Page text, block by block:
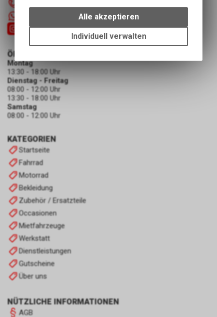
KATEGORIEN
Startseite
Fahrrad
Motorrad
Bekleidung
Zubehör / Ersatzteile
Occasionen
Mietfahrzeuge
Werkstatt
Dienstleistungen
Gutscheine
Über uns
NÜTZLICHE INFORMATIONEN
AGB
ÖFFNUNGSZEITEN
Montag
13:30 - 18:00 Uhr
Dienstag - Freitag
08:00 - 12:00 Uhr
13:30 - 18:00 Uhr
Samstag
08:00 - 12:00 Uhr
bestimmte Interaktionen und
Einstellungen auf Ihrem Gerät,
um die grundlegenden
Funktionen unseres Online-
Alle akzeptieren
Individuell verwalten